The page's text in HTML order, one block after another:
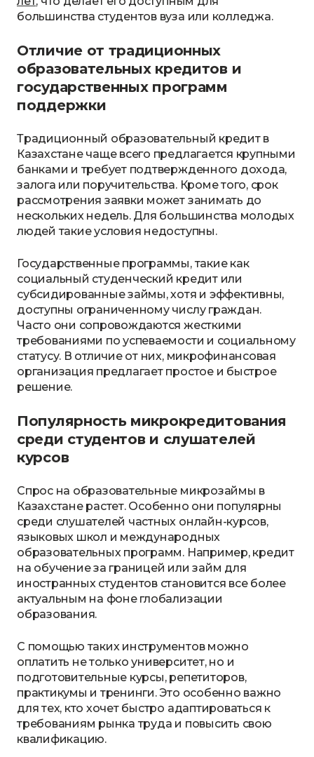
большинства студентов вуза или колледжа.
Отличие от традиционных
образовательных кредитов и
государственных программ
поддержки
Традиционный образовательный кредит в
Казахстане чаще всего предлагается крупными
банками и требует подтвержденного дохода,
залога или поручительства. Кроме того, срок
рассмотрения заявки может занимать до
нескольких недель. Для большинства молодых
людей такие условия недоступны.
Государственные программы, такие как
социальный студенческий кредит или
субсидированные займы, хотя и эффективны,
доступны ограниченному числу граждан.
Часто они сопровождаются жесткими
требованиями по успеваемости и социальному
статусу. В отличие от них, микрофинансовая
организация предлагает простое и быстрое
решение.
Популярность микрокредитования
среди студентов и слушателей
курсов
Спрос на образовательные микрозаймы в
Казахстане растет. Особенно они популярны
среди слушателей частных онлайн-курсов,
языковых школ и международных
образовательных программ. Например, кредит
на обучение за границей или займ для
иностранных студентов становится все более
актуальным на фоне глобализации
образования.
С помощью таких инструментов можно
оплатить не только университет, но и
подготовительные курсы, репетиторов,
практикумы и тренинги. Это особенно важно
для тех, кто хочет быстро адаптироваться к
требованиям рынка труда и повысить свою
квалификацию.